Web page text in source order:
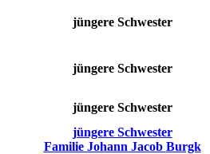
jüngere Schwester
jüngere Schwester
jüngere Schwester
jüngere Schwester
Familie Johann Jacob Burgk